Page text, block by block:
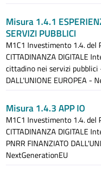
Misura 1.4.1
SERVIZI PUBBLICI
M1C1 Investimento 1.4. del
CITTADINANZA DIGITALE
cittadino nei servizi pubblici
DALL'UNIONE EUROPEA -
Misura 1.4.3 APP IO
M1C1 Investimento 1.4. del
CITTADINANZA DIGITALE
PNRR FINANZIATO
NextGenerationEU